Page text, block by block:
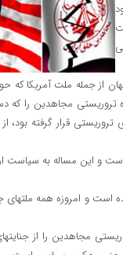
تروریستی مجاهدین را که
قرار گرفته بود،
و این مساله به سیاست
و امروزه همه ملتهای
مجاهدین را از